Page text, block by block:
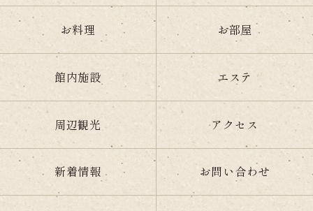
お料理 お部屋
館内施設 エステ
周辺観光 アクセス
新着情報 お問い合わせ